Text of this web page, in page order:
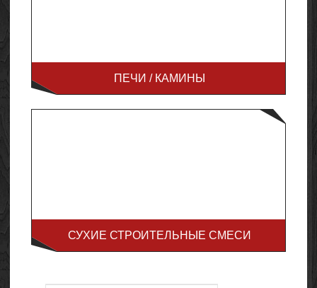
ПЕЧИ / КАМИНЫ
СУХИЕ СТРОИТЕЛЬНЫЕ СМЕСИ